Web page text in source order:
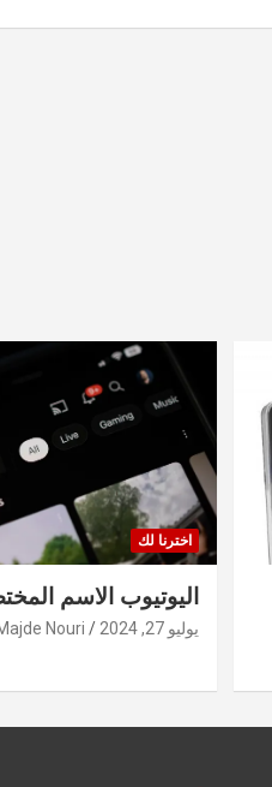
اخترنا لك
اليوتيوب الاسم
يوليو 27, 2024 Nouri